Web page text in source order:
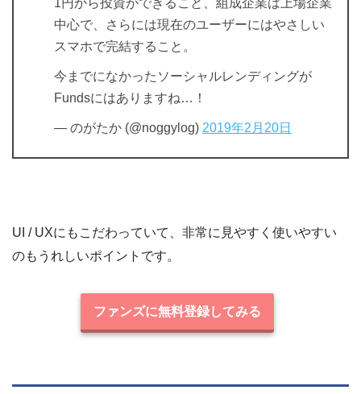
1円から投資ができること、組成企業は上場企業
中心で、さらには現在のユーザーにはやさしい
スマホで完結すること。
今までになかったソーシャルレンディングが
Fundsにはありますね…！
— のがたか (@noggylog) 2019年2月20日
UI / UXにもこだわっていて、非常に見やすく使いやすい
のもうれしいポイントです。
ファンズに無料登録してみる